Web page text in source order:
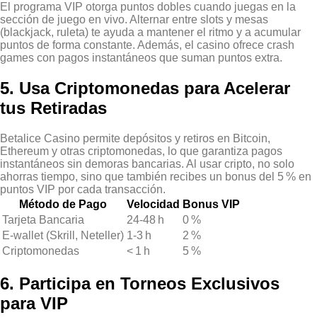
El programa VIP otorga puntos dobles cuando juegas en la
sección de juego en vivo. Alternar entre slots y mesas
(blackjack, ruleta) te ayuda a mantener el ritmo y a acumular
puntos de forma constante. Además, el casino ofrece crash
games con pagos instantáneos que suman puntos extra.
5. Usa Criptomonedas para Acelerar
tus Retiradas
Betalice Casino permite depósitos y retiros en Bitcoin,
Ethereum y otras criptomonedas, lo que garantiza pagos
instantáneos sin demoras bancarias. Al usar cripto, no solo
ahorras tiempo, sino que también recibes un bonus del 5 % en
puntos VIP por cada transacción.
Método de Pago
Velocidad Bonus VIP
Tarjeta Bancaria
24‑48 h
0 %
E‑wallet (Skrill, Neteller) 1‑3 h
2 %
Criptomonedas
< 1 h 5 %
6. Participa en Torneos Exclusivos
para VIP